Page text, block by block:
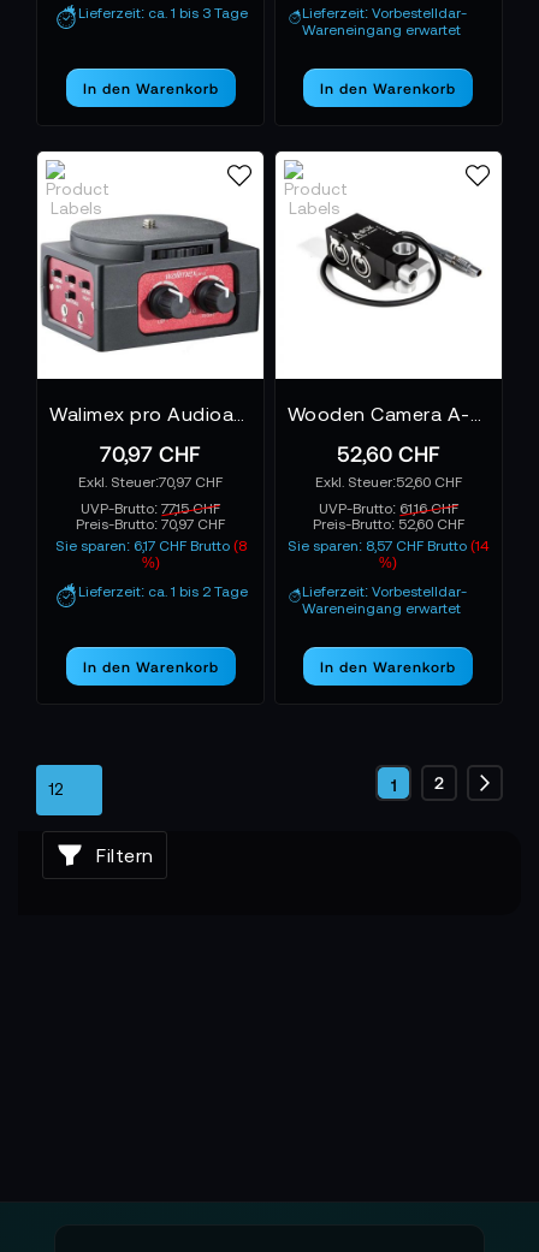
Lieferzeit: ca. 1 bis 3 Tage
In den Warenkorb
Lieferzeit: Vorbestelldar-
Wareneingang erwartet
In den Warenkorb
70,97 CHF
70,97 CHF
UVP-Brutto:77,15 CHF
Preis-Brutto:70,97 CHF
Sie sparen: 6,17 CHF Brutto (8
%)
Lieferzeit: ca. 1 bis 2 Tage
In den Warenkorb
52,60 CHF
52,60 CHF
UVP-Brutto: 61,16 CHF
Preis-Brutto: 52,60 CHF
Sie sparen: 8,57 CHF Brutto(14
%)
Lieferzeit: Vorbestelldar-
Wareneingang erwartet
In den Warenkorb
Seite
Sie
1 Seite
2
Filtern